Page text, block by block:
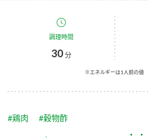
スープ
ふりかけ
お酢ドリンク
つゆ
企業理念
ミツカンの歴史
ミツカンを知る
環境への取り組み
調理時間
30分
※エネルギーは1人前の値
#鶏肉 #穀物酢